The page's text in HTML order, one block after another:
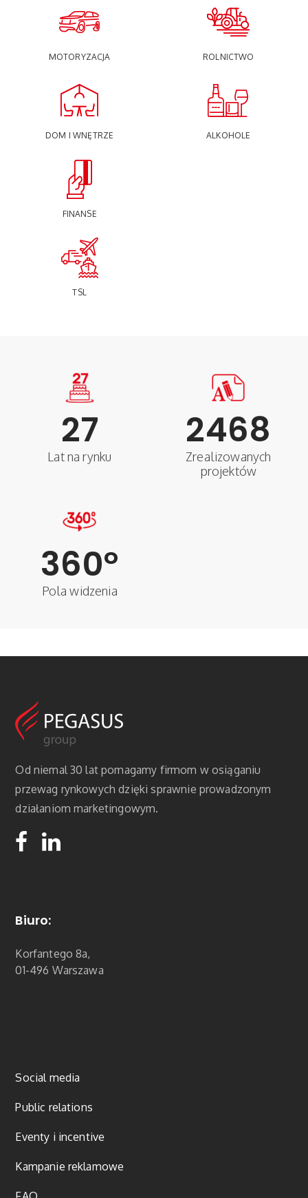
MOTORYZACJA
DOM I WNĘTRZE
ROLNICTWO
ALKOHOLE
FINANSE
TSL
27
Lat na rynku
2468
Zrealizowanych
projektów
360°
Pola widzenia
Od niemal 30 lat pomagamy firmom w osiąganiu
przewag rynkowych dzięki sprawnie prowadzonym
działaniom marketingowym.
Biuro:
Korfantego 8a,
01-496 Warszawa
Social media
Public relations
Eventy i incentive
Kampanie reklamowe